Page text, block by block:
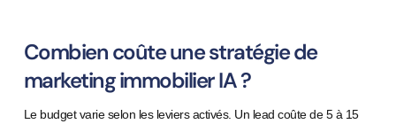
Combien coûte une stratégie de
marketing immobilier IA ?
Le budget varie selon les leviers activés. Un lead coûte de 5 à 15